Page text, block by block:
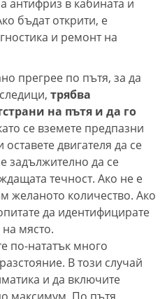
антифриз в кабината и
бъдат открити, е
и ремонт на
прегрее по пътя, за да
трябва
на пътя и да го
се вземете предпазни
двигателя да се
задължително да се
течност. Ако не е
желаното количество. Ако
да идентифицирате
място.
по-нататък много
В този случай
и да включите